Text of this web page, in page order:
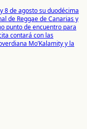
8 de agosto su duodécima
de Reggae de Canarias y
punto de encuentro para
contará con las
Mo’Kalamity y la